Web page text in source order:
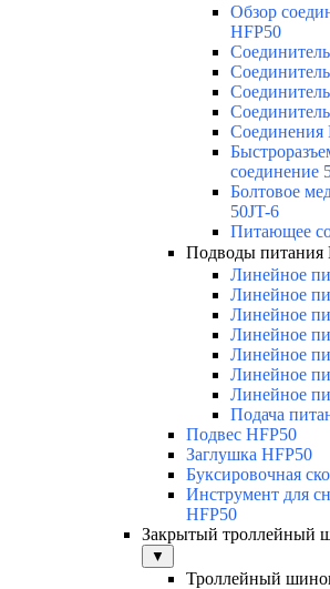
Обзор
HFP50
Соединения
соединение
Болтовое
50JT-6
Питающее
Подводы питания
Линейное
Линейное
Линейное
Линейное
Линейное
Линейное
Линейное
Подача
Подвес HFP50
Заглушка HFP50
Буксировочная
Инструмент для
HFP50
Закрытый троллейный
▼
Троллейный